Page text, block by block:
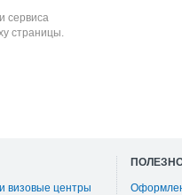
сервиса
страницы.
визовые центры